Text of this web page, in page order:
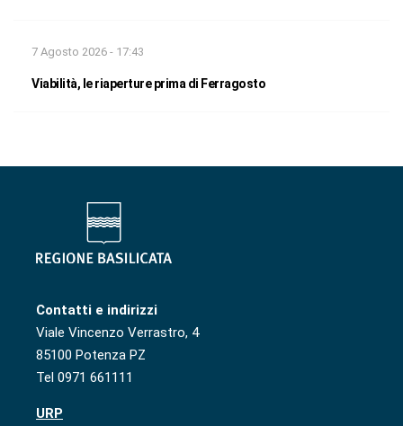
7 Agosto 2026 - 17:43
Viabilità, le riaperture prima di Ferragosto
Contatti e indirizzi
Viale Vincenzo Verrastro, 4
85100 Potenza PZ
Tel 0971 661111
URP